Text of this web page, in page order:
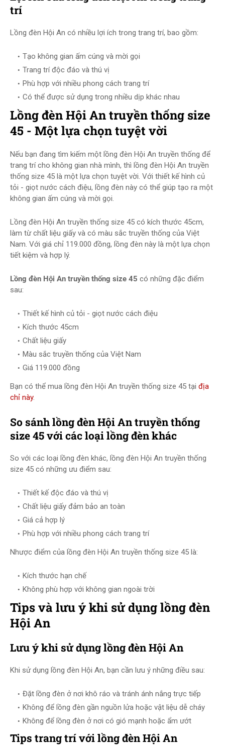
trí
Lồng đèn Hội An có nhiều lợi ích trong trang trí, bao gồm:
Tạo không gian ấm cúng và mời gọi
Trang trí độc đáo và thú vị
Phù hợp với nhiều phong cách trang trí
Có thể được sử dụng trong nhiều dịp khác nhau
Lồng đèn Hội An truyền thống size
45 - Một lựa chọn tuyệt vời
Nếu bạn đang tìm kiếm một lồng đèn Hội An truyền thống để
trang trí cho không gian nhà mình, thì lồng đèn Hội An truyền
thống size 45 là một lựa chọn tuyệt vời. Với thiết kế hình củ
tỏi - giọt nước cách điệu, lồng đèn này có thể giúp tạo ra một
không gian ấm cúng và mời gọi.
Lồng đèn Hội An truyền thống size 45 có kích thước 45cm,
làm từ chất liệu giấy và có màu sắc truyền thống của Việt
Nam. Với giá chỉ 119.000 đồng, lồng đèn này là một lựa chọn
tiết kiệm và hợp lý.
Lồng đèn Hội An truyền thống size 45 có những đặc điểm
sau:
Thiết kế hình củ tỏi - giọt nước cách điệu
Kích thước 45cm
Chất liệu giấy
Màu sắc truyền thống của Việt Nam
Giá 119.000 đồng
Bạn có thể mua lồng đèn Hội An truyền thống size 45 tại địa
chỉ này.
So sánh lồng đèn Hội An truyền thống
size 45 với các loại lồng đèn khác
So với các loại lồng đèn khác, lồng đèn Hội An truyền thống
size 45 có những ưu điểm sau:
Thiết kế độc đáo và thú vị
Chất liệu giấy đảm bảo an toàn
Giá cả hợp lý
Phù hợp với nhiều phong cách trang trí
Nhược điểm của lồng đèn Hội An truyền thống size 45 là:
Kích thước hạn chế
Không phù hợp với không gian ngoài trời
Tips và lưu ý khi sử dụng lồng đèn
Hội An
Lưu ý khi sử dụng lồng đèn Hội An
Khi sử dụng lồng đèn Hội An, bạn cần lưu ý những điều sau:
Đặt lồng đèn ở nơi khô ráo và tránh ánh nắng trực tiếp
Không để lồng đèn gần nguồn lửa hoặc vật liệu dễ cháy
Không để lồng đèn ở nơi có gió mạnh hoặc ẩm ướt
Tips trang trí với lồng đèn Hội An